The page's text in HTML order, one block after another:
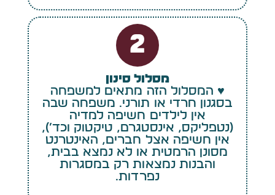
2
מסלול סינון
♥ המסלול הזה מתאים למשפחה
בסגנון חרדי או תורני. משפחה שבה
אין לילדים חשיפה למדיה
(נטפליקס, אינסטגרם, טיקטוק וכד׳),
אין חשיפה אצל חברים, האינטרנט
מסונן הרמטית או לא נמצא בבית,
והבנות נמצאות רק במסגרות
נפרדות.